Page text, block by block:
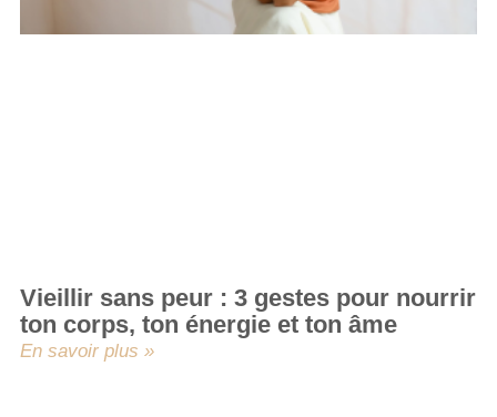
Vieillir sans peur : 3 gestes pour nourrir
ton corps, ton énergie et ton âme
En savoir plus »